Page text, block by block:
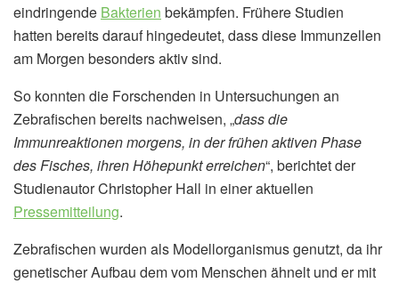
eindringende Bakterien bekämpfen. Frühere Studien
hatten bereits darauf hingedeutet, dass diese Immunzellen
am Morgen besonders aktiv sind.
So konnten die Forschenden in Untersuchungen an
Zebrafischen bereits nachweisen, „dass die
Immunreaktionen morgens, in der frühen aktiven Phase
des Fisches, ihren Höhepunkt erreichen“, berichtet der
Studienautor Christopher Hall in einer aktuellen
Pressemitteilung.
Zebrafischen wurden als Modellorganismus genutzt, da ihr
genetischer Aufbau dem vom Menschen ähnelt und er mit